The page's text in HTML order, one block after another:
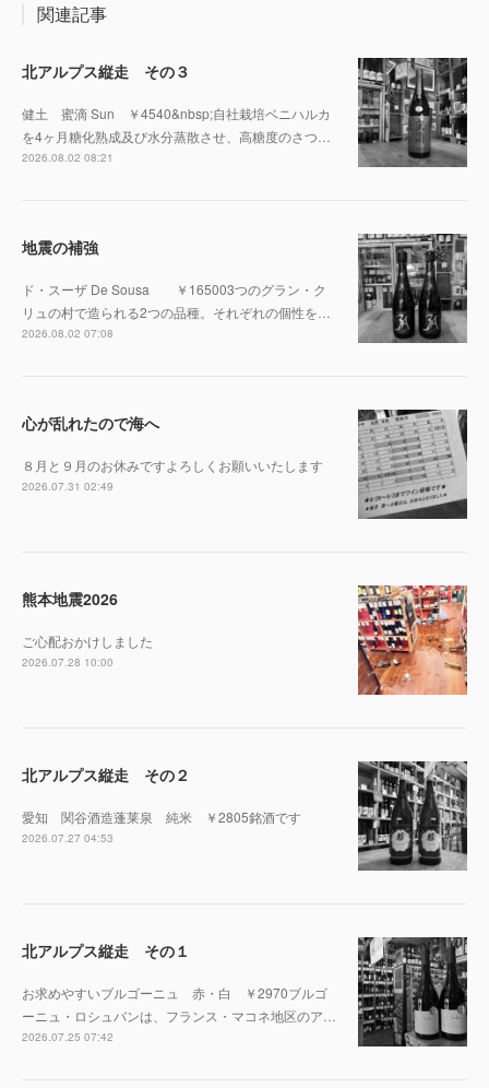
関連記事
北アルプス縦走 その３
健土 蜜滴 Sun ￥4540&nbsp;自社栽培ベニハルカ
を4ヶ月糖化熟成及び水分蒸散させ、高糖度のさつ…
2026.08.02 08:21
地震の補強
ド・スーザ De Sousa ￥165003つのグラン・ク
リュの村で造られる2つの品種。それぞれの個性を…
2026.08.02 07:08
心が乱れたので海へ
８月と９月のお休みですよろしくお願いいたします
2026.07.31 02:49
熊本地震2026
ご心配おかけしました
2026.07.28 10:00
北アルプス縦走 その２
愛知 関谷酒造蓬莱泉 純米 ￥2805銘酒です
2026.07.27 04:53
北アルプス縦走 その１
お求めやすいブルゴーニュ 赤・白 ￥2970ブルゴ
ーニュ・ロシュバンは、フランス・マコネ地区のア…
2026.07.25 07:42